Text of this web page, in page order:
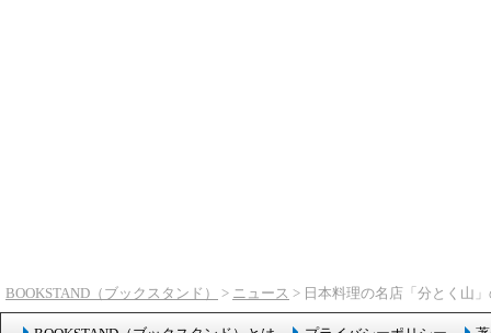
BOOKSTAND（ブックスタンド） > ニュース > 日本料理の名店「分とく山